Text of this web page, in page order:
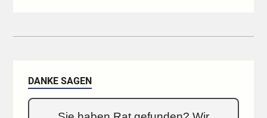
DANKE SAGEN